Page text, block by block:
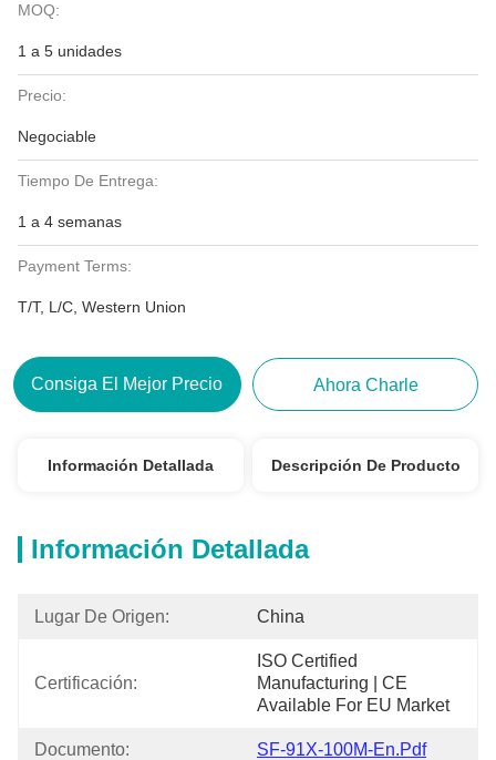
MOQ:
1 a 5 unidades
Precio:
Negociable
Tiempo De Entrega:
1 a 4 semanas
Payment Terms:
T/T, L/C, Western Union
Consiga El Mejor Precio Ahora Charle
Información Detallada Descripción De Producto
Información Detallada
Lugar De Origen: China
Certificación:
ISO Certified
Manufacturing | CE
Available For EU Market
Documento: SF-91X-100M-En.pdf